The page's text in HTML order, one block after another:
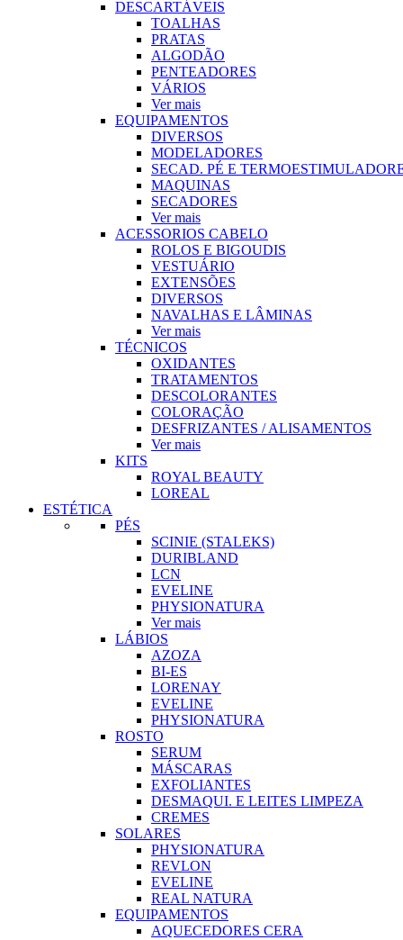
DESCARTÁVEIS
TOALHAS
PRATAS
ALGODÃO
PENTEADORES
VÁRIOS
Ver mais
EQUIPAMENTOS
DIVERSOS
MODELADORES
SECAD. PÉ E
MAQUINAS
SECADORES
Ver mais
ACESSORIOS CABELO
ROLOS E BIGOUDIS
VESTUÁRIO
EXTENSÕES
DIVERSOS
NAVALHAS E LÂMINAS
Ver mais
TÉCNICOS
OXIDANTES
TRATAMENTOS
DESCOLORANTES
COLORAÇÃO
DESFRIZANTES / ALISAMENTOS
Ver mais
KITS
ROYAL BEAUTY
LOREAL
ESTÉTICA
PÉS
SCINIE (STALEKS)
DURIBLAND
LCN
EVELINE
PHYSIONATURA
Ver mais
LÁBIOS
AZOZA
BI-ES
LORENAY
EVELINE
PHYSIONATURA
ROSTO
SERUM
MÁSCARAS
EXFOLIANTES
DESMAQUI. E LEITES LIMPEZA
CREMES
SOLARES
PHYSIONATURA
REVLON
EVELINE
REAL NATURA
EQUIPAMENTOS
AQUECEDORES CERA